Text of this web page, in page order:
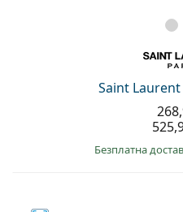
Saint Laurent
Безплатна